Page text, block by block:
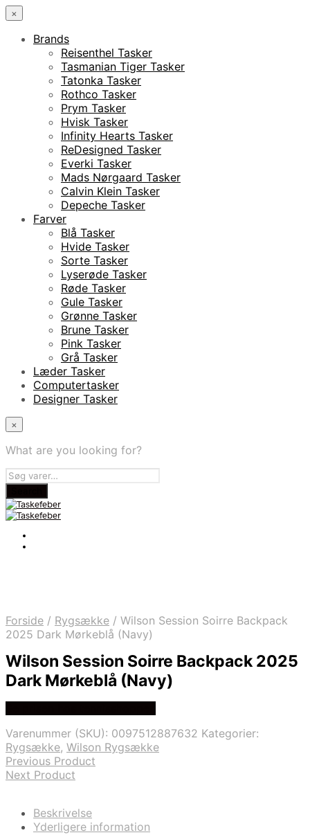
×
Brands
Reisenthel Tasker
Tasmanian Tiger Tasker
Tatonka Tasker
Rothco Tasker
Prym Tasker
Hvisk Tasker
Infinity Hearts Tasker
ReDesigned Tasker
Everki Tasker
Mads Nørgaard Tasker
Calvin Klein Tasker
Depeche Tasker
Farver
Blå Tasker
Hvide Tasker
Sorte Tasker
Lyserøde Tasker
Røde Tasker
Gule Tasker
Grønne Tasker
Brune Tasker
Pink Tasker
Grå Tasker
Læder Tasker
Computertasker
Designer Tasker
×
What are you looking for?
Forside / Rygsække / Wilson Session Soirre Backpack
2025 Dark Mørkeblå (Navy)
Wilson Session Soirre Backpack 2025
Dark Mørkeblå (Navy)
Varenummer (SKU): 0097512887632 Kategorier:
Rygsække, Wilson Rygsække
Previous Product
Next Product
Beskrivelse
Yderligere information